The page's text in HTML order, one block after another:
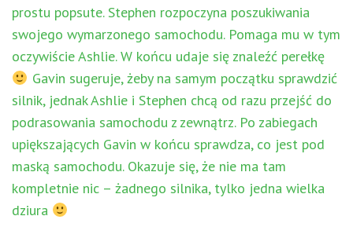
prostu popsute. Stephen rozpoczyna poszukiwania
swojego wymarzonego samochodu. Pomaga mu w tym
oczywiście Ashlie. W końcu udaje się znaleźć perełkę
Gavin sugeruje, żeby na samym początku sprawdzić
silnik, jednak Ashlie i Stephen chcą od razu przejść do
podrasowania samochodu z zewnątrz. Po zabiegach
upiększających Gavin w końcu sprawdza, co jest pod
maską samochodu. Okazuje się, że nie ma tam
kompletnie nic – żadnego silnika, tylko jedna wielka
dziura